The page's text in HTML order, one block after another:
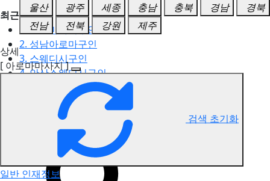
최근검색어
1. 일산마사지구인
2. 성남아로마구인
3. 스웨디시구인
4. 안산스웨디시구인
5. 아로마구인
광주북구 아로마마사지 구직정보
울산
광주 세종 충남 충북 경남
경북
전남
전북 강원
제주
상세
[ 아로마마사지 ]
검색 초기화
일반 인재정보